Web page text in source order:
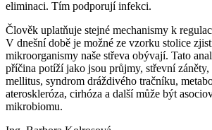
eliminaci. Tím podporují infekci.
Člověk uplatňuje stejné mechanismy k
V dnešní době je možné ze vzorku stolice
mikroorganismy naše střeva obývají. Tato
příčina potíží jako jsou průjmy, střevní záněty,
mellitus, syndrom dráždivého tračníku,
ateroskleróza, cirhóza a další může být
mikrobiomu.